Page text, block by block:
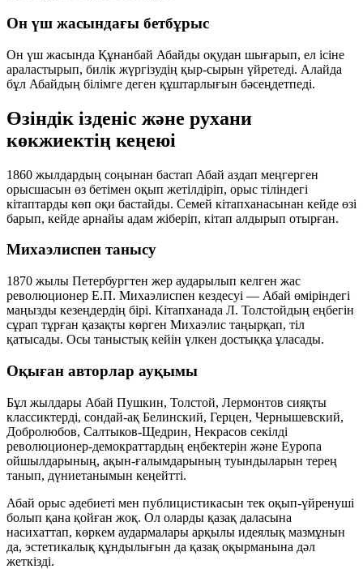
Он үш жасындағы бетбұрыс
Он үш жасында Құнанбай Абайды оқудан шығарып, ел ісіне
араластырып, билік жүргізудің қыр-сырын үйретеді. Алайда
бұл Абайдың білімге деген құштарлығын бәсеңдетпеді.
Өзіндік ізденіс және рухани
көкжиектің кеңеюі
1860 жылдардың соңынан бастап Абай аздап меңгерген
орысшасын өз бетімен оқып жетілдіріп, орыс тіліндегі
кітаптарды көп оқи бастайды. Семей кітапханасынан кейде өзі
барып, кейде арнайы адам жіберіп, кітап алдырып отырған.
Михаэлиспен танысу
1870 жылы Петербургтен жер аударылып келген жас
революционер Е.П. Михаэлиспен кездесуі — Абай өміріндегі
маңызды кезеңдердің бірі. Кітапханада Л. Толстойдың еңбегін
сұрап тұрған қазақты көрген Михаэлис таңырқап, тіл
қатысады. Осы таныстық кейін үлкен достыққа ұласады.
Оқыған авторлар ауқымы
Бұл жылдары Абай Пушкин, Толстой, Лермонтов сияқты
классиктерді, сондай-ақ Белинский, Герцен, Чернышевский,
Добролюбов, Салтыков-Щедрин, Некрасов секілді
революционер-демократтардың еңбектерін және Еуропа
ойшылдарының, ақын-ғалымдарының туындыларын терең
танып, дүниетанымын кеңейтті.
Абай орыс әдебиеті мен публицистикасын тек оқып-үйренуші
болып қана қойған жоқ. Ол оларды қазақ даласына
насихаттап, көркем аудармалары арқылы идеялық мазмұнын
да, эстетикалық құндылығын да қазақ оқырманына дәл
жеткізді.